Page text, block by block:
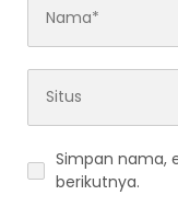
Simpan nama,
berikutnya.